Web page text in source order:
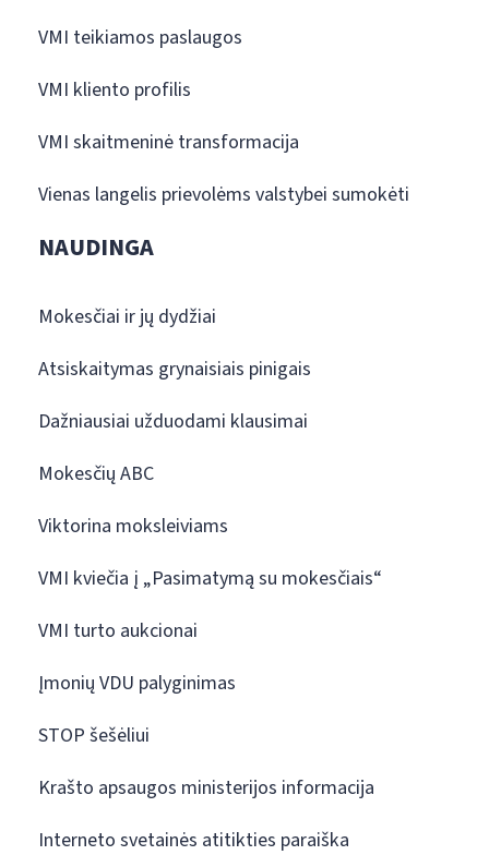
VMI teikiamos paslaugos
VMI kliento profilis
VMI skaitmeninė transformacija
Vienas langelis prievolėms valstybei sumokėti
NAUDINGA
Mokesčiai ir jų dydžiai
Atsiskaitymas grynaisiais pinigais
Dažniausiai užduodami klausimai
Mokesčių ABC
Viktorina moksleiviams
VMI kviečia į „Pasimatymą su mokesčiais“
VMI turto aukcionai
Įmonių VDU palyginimas
STOP šešėliui
Krašto apsaugos ministerijos informacija
Interneto svetainės atitikties paraiška